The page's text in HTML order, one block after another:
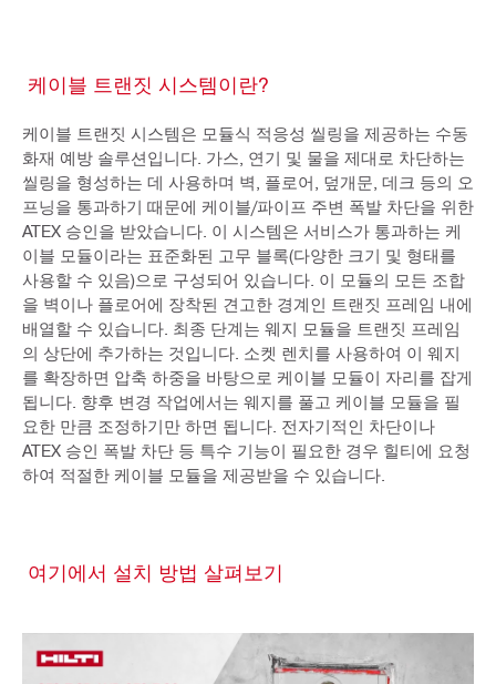
케이블 트랜짓 시스템이란?
케이블 트랜짓 시스템은 모듈식 적응성 씰링을 제공하는 수동
화재 예방 솔루션입니다. 가스, 연기 및 물을 제대로 차단하는
씰링을 형성하는 데 사용하며 벽, 플로어, 덮개문, 데크 등의 오
프닝을 통과하기 때문에 케이블/파이프 주변 폭발 차단을 위한
ATEX 승인을 받았습니다. 이 시스템은 서비스가 통과하는 케
이블 모듈이라는 표준화된 고무 블록(다양한 크기 및 형태를
사용할 수 있음)으로 구성되어 있습니다. 이 모듈의 모든 조합
을 벽이나 플로어에 장착된 견고한 경계인 트랜짓 프레임 내에
배열할 수 있습니다. 최종 단계는 웨지 모듈을 트랜짓 프레임
의 상단에 추가하는 것입니다. 소켓 렌치를 사용하여 이 웨지
를 확장하면 압축 하중을 바탕으로 케이블 모듈이 자리를 잡게
됩니다. 향후 변경 작업에서는 웨지를 풀고 케이블 모듈을 필
요한 만큼 조정하기만 하면 됩니다. 전자기적인 차단이나
ATEX 승인 폭발 차단 등 특수 기능이 필요한 경우 힐티에 요청
하여 적절한 케이블 모듈을 제공받을 수 있습니다.
여기에서 설치 방법 살펴보기